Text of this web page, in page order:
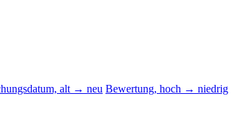
alt → neu Bewertung, hoch → niedrig